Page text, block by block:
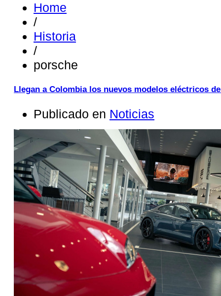
Home
/
Historia
/
porsche
Llegan a Colombia los nuevos modelos eléctricos
Publicado en Noticias